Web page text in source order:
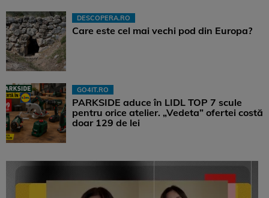
DESCOPERA.RO
Care este cel mai vechi pod din Europa?
GO4IT.RO
PARKSIDE aduce în LIDL TOP 7 scule
pentru orice atelier. „Vedeta” ofertei costă
doar 129 de lei